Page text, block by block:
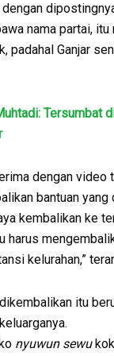
dengan
nama partai,
padahal Ganjar
Tersumbat
dengan video
bantuan yang
kembalikan ke
harus
kelurahan,”
itu
nyuwun sewukok